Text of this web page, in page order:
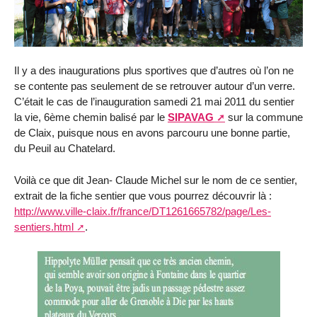
Il y a des inaugurations plus sportives que d’autres où l’on ne
se contente pas seulement de se retrouver autour d’un verre.
C’était le cas de l’inauguration samedi 21 mai 2011 du sentier
la vie, 6ème chemin balisé par le SIPAVAG
sur la commune
de Claix, puisque nous en avons parcouru une bonne partie,
du Peuil au Chatelard.
Voilà ce que dit Jean- Claude Michel sur le nom de ce sentier,
extrait de la fiche sentier que vous pourrez découvrir là :
http://www.ville-claix.fr/france/DT1261665782/page/Les-
sentiers.html
.